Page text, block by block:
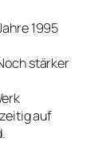
1995
stärker
auf